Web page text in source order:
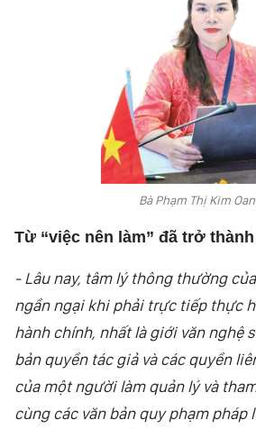
ĐỜI SỐNG VĂN HÓA
KHOA HỌC - GIÁO DỤC
NHÂN DÂN ĐIỆN TỬ
NHÂN DÂN HẰNG THÁNG
Bà Phạm Thị Kim
Từ “việc nên làm” đã trở
- Lâu nay, tâm lý thông thường
ngần ngại khi phải trực tiếp thực
hành chính, nhất là giới văn nghệ
bản quyền tác giả và các quyền
của một người làm quản lý và
cùng các văn bản quy phạm pháp